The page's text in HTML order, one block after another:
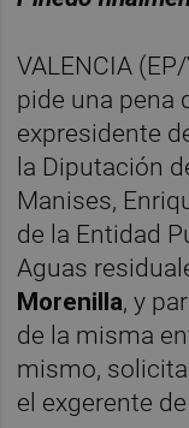
VALENCIA
pide una pena
expresidente
la Diputación
Manises,
de la Entidad
Aguas
Morenilla, y
de la misma
mismo,
el exgerente